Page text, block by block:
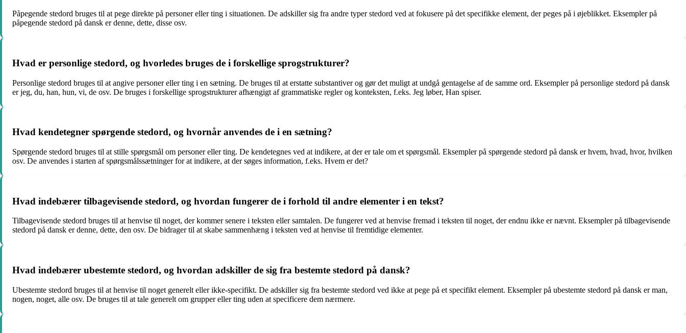
Påpegende stedord bruges til at pege direkte på personer eller ting i situationen. De adskiller sig fra andre typer stedord ved at fokusere på det specifikke element, der peges på i øjeblikket. Eksempler på
påpegende stedord på dansk er denne, dette, disse osv.
Hvad er personlige stedord, og hvorledes bruges de i forskellige sprogstrukturer?
Personlige stedord bruges til at angive personer eller ting i en sætning. De bruges til at erstatte substantiver og gør det muligt at undgå gentagelse af de samme ord. Eksempler på personlige stedord på dansk
er jeg, du, han, hun, vi, de osv. De bruges i forskellige sprogstrukturer afhængigt af grammatiske regler og konteksten, f.eks. Jeg løber, Han spiser.
Hvad kendetegner spørgende stedord, og hvornår anvendes de i en sætning?
Spørgende stedord bruges til at stille spørgsmål om personer eller ting. De kendetegnes ved at indikere, at der er tale om et spørgsmål. Eksempler på spørgende stedord på dansk er hvem, hvad, hvor, hvilken
osv. De anvendes i starten af spørgsmålssætninger for at indikere, at der søges information, f.eks. Hvem er det?
Hvad indebærer tilbagevisende stedord, og hvordan fungerer de i forhold til andre elementer i en tekst?
Tilbagevisende stedord bruges til at henvise til noget, der kommer senere i teksten eller samtalen. De fungerer ved at henvise fremad i teksten til noget, der endnu ikke er nævnt. Eksempler på tilbagevisende
stedord på dansk er denne, dette, den osv. De bidrager til at skabe sammenhæng i teksten ved at henvise til fremtidige elementer.
Hvad indebærer ubestemte stedord, og hvordan adskiller de sig fra bestemte stedord på dansk?
Ubestemte stedord bruges til at henvise til noget generelt eller ikke-specifikt. De adskiller sig fra bestemte stedord ved ikke at pege på et specifikt element. Eksempler på ubestemte stedord på dansk er man,
nogen, noget, alle osv. De bruges til at tale generelt om grupper eller ting uden at specificere dem nærmere.